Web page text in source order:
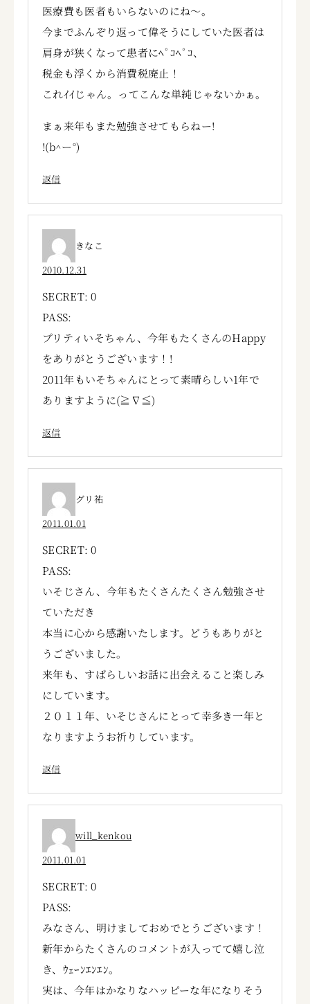
医療費も医者もいらないのにね～。
今までふんぞり返って偉そうにしていた医者は
肩身が狭くなって患者にﾍﾟｺﾍﾟｺ、
税金も浮くから消費税廃止！
これｲｲじゃん。ってこんな単純じゃないかぁ。
まぁ来年もまた勉強させてもらねー!
!(b^ー°)
返信
きなこ
2010.12.31
SECRET: 0
PASS:
プリティいそちゃん、今年もたくさんのHappy
をありがとうございます！!
2011年もいそちゃんにとって素晴らしい1年で
ありますように(≧∇≦)
返信
グリ祐
2011.01.01
SECRET: 0
PASS:
いそじさん、今年もたくさんたくさん勉強させ
ていただき
本当に心から感謝いたします。どうもありがと
うございました。
来年も、すばらしいお話に出会えること楽しみ
にしています。
２０１１年、いそじさんにとって幸多き一年と
なりますようお祈りしています。
返信
will_kenkou
2011.01.01
SECRET: 0
PASS:
みなさん、明けましておめでとうございます！
新年からたくさんのコメントが入ってて嬉し泣
き、ｳｪｰﾝｴﾝｴﾝ。
実は、今年はかなりなハッピーな年になりそう